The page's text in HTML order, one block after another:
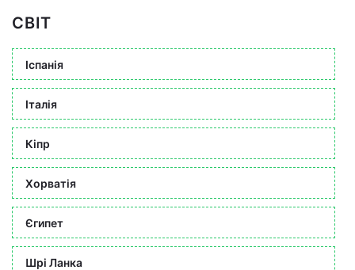
СВІТ
Іспанія
Італія
Кіпр
Хорватія
Єгипет
Шрі Ланка